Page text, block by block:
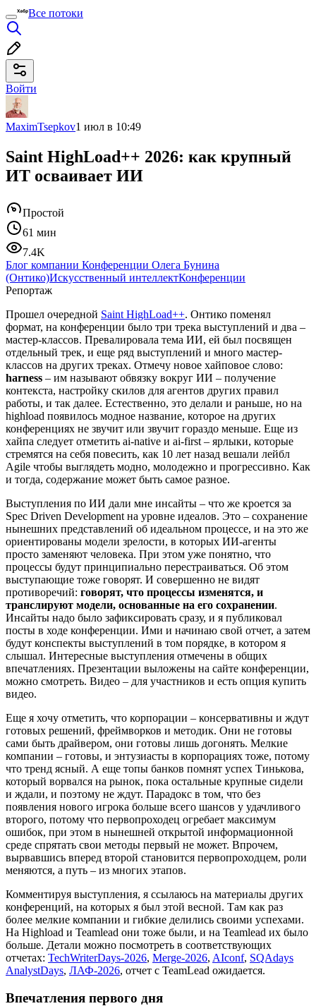
Все потоки
Войти
MaximTsepkov1 июл в 10:49
Saint HighLoad++ 2026: как крупный
ИТ осваивает ИИ
Простой
61 мин
7.4K
Блог компании Конференции Олега Бунина
(Онтико)Искусственный интеллектКонференции
Репортаж
Прошел очередной Saint HighLoad++. Онтико поменял
формат, на конференции было три трека выступлений и два –
мастер-классов. Превалировала тема ИИ, ей был посвящен
отдельный трек, и еще ряд выступлений и много мастер-
классов на других треках. Отмечу новое хайповое слово:
harness – им называют обвязку вокруг ИИ – получение
контекста, настройку скилов для агентов других правил
работы, и так далее. Естественно, это делали и раньше, но на
highload появилось модное название, которое на других
конференциях не звучит или звучит гораздо меньше. Еще из
хайпа следует отметить ai-native и ai-first – ярлыки, которые
стремятся на себя повесить, как 10 лет назад вешали лейбл
Agile чтобы выглядеть модно, молодежно и прогрессивно. Как
и тогда, содержание может быть самое разное.
Выступления по ИИ дали мне инсайты – что же кроется за
Spec Driven Development на уровне идеалов. Это – сохранение
нынешних представлений об идеальном процессе, и на это же
ориентированы модели зрелости, в которых ИИ-агенты
просто заменяют человека. При этом уже понятно, что
процессы будут принципиально перестраиваться. Об этом
выступающие тоже говорят. И совершенно не видят
противоречий: говорят, что процессы изменятся, и
транслируют модели, основанные на его сохранении.
Инсайты надо было зафиксировать сразу, и я публиковал
посты в ходе конференции. Ими и начинаю свой отчет, а затем
будут конспекты выступлений в том порядке, в котором я
слышал. Интересные выступления отмечены в общих
впечатлениях. Презентации выложены на сайте конференции,
можно смотреть. Видео – для участников и есть опция купить
видео.
Еще я хочу отметить, что корпорации – консервативны и ждут
готовых решений, фреймворков и методик. Они не готовы
сами быть драйвером, они готовы лишь догонять. Мелкие
компании – готовы, и энтузиасты в корпорациях тоже, потому
что тренд ясный. А еще топы банков помнят успех Тинькова,
который ворвался на рынок, пока остальные крупные сидели
и ждали, и поэтому не ждут. Парадокс в том, что без
появления нового игрока больше всего шансов у удачливого
второго, потому что первопроходец огребает максимум
ошибок, при этом в нынешней открытой информационной
среде спрятать свои методы первый не может. Впрочем,
вырвавшись вперед второй становится первопроходцем, роли
меняются, а путь – из многих этапов.
Комментируя выступления, я ссылаюсь на материалы других
конференций, на которых я был этой весной. Там как раз
более мелкие компании и гибкие делились своими успехами.
На Highload и Teamlead они тоже были, и на Teamlead их было
больше. Детали можно посмотреть в соответствующих
отчетах: TechWriterDays-2026, Merge-2026, AIconf, SQAdays
AnalystDays, ЛАФ-2026, отчет с TeamLead ожидается.
Впечатления первого дня